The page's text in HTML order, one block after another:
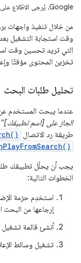
Google، يُرجى الاطّلاع على
من خلال تنفيذ واجهات
وقت استجابة التشغيل
التي تريد تحسين وقت
تخزين المحتوى مؤقتًا
تحليل طلبات البحث
عندما يبحث المستخدم
الجاز على [اسم تطبيقك]"
طريقة رد الاتصال
يجب أن يحلّل تطبيقك
الخطوات التالية:
استخدِم حزمة
إرجاعها من البحث
أنشئ قائمة تشغيل
تشغيل وسائط